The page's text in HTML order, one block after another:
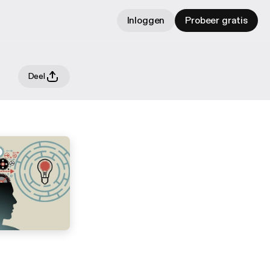
Inloggen Probeer gratis
Deel